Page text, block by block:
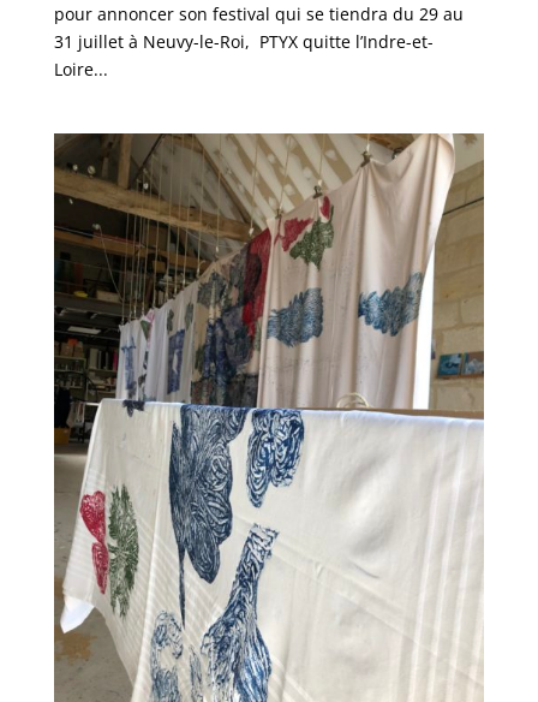
pour annoncer son festival qui se tiendra du 29 au
31 juillet à Neuvy-le-Roi, PTYX quitte l’Indre-et-
Loire...